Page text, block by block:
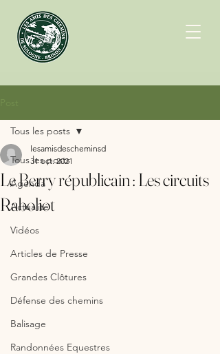
Tous les posts
Agenda
Actualité
Vidéos
Articles de Presse
Grandes Clôtures
Défense des chemins
Balisage
Randonnées Equestres
Tous les posts
Le Berry républicain : Les circuits
Raboliot
lesamisdescheminsd
31 oct. 2021